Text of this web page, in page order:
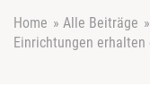
Home » Alle Beiträge »
Einrichtungen erhalten